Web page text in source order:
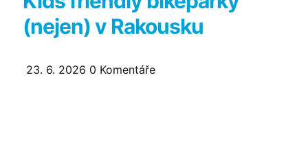
(nejen) v Rakousku
23. 6. 2026 0 Komentáře